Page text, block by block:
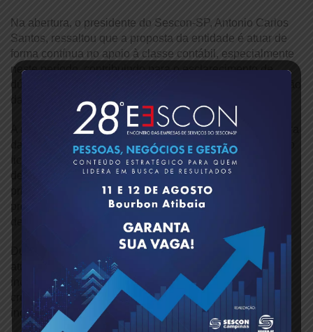
Na abertura, o presidente do Sescon-SP, Antonio Carlos
Santos, ressaltou que a proposta da entidade é atuar de
forma contínua no apoio à classe contábil, especialmente
neste período, contribuindo para o esclarecimento de
dúvidas e o aprimoramento técnico necessário à execução
das declarações e assessoria a seus clientes.
A mediação foi conduzida pela vice-Presidente Financeira
da Aescon-SP, Fátima Macedo, enquanto a apresentação
ficou a cargo do especialista no tema, o “Doutor Imposto
de Renda”, Valter Koppe, que fez uma análise das
principais regras, com orientações práticas sobre
preenchimento, prazos, formas de pagamento e critérios
de restituição.
Durante a exposição, também foram abordadas as
atualizações no ambiente digital da Receita Federal,
incluindo melhorias nos sistemas e mecanismos de
cruzamento de dados, além de alertas relacionados a
inconsistências que podem levar à malha fiscal.